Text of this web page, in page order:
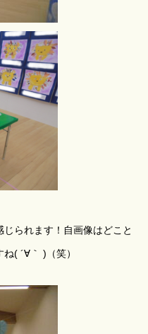
られます！自画像はどこと
( ´∀｀ )（笑）